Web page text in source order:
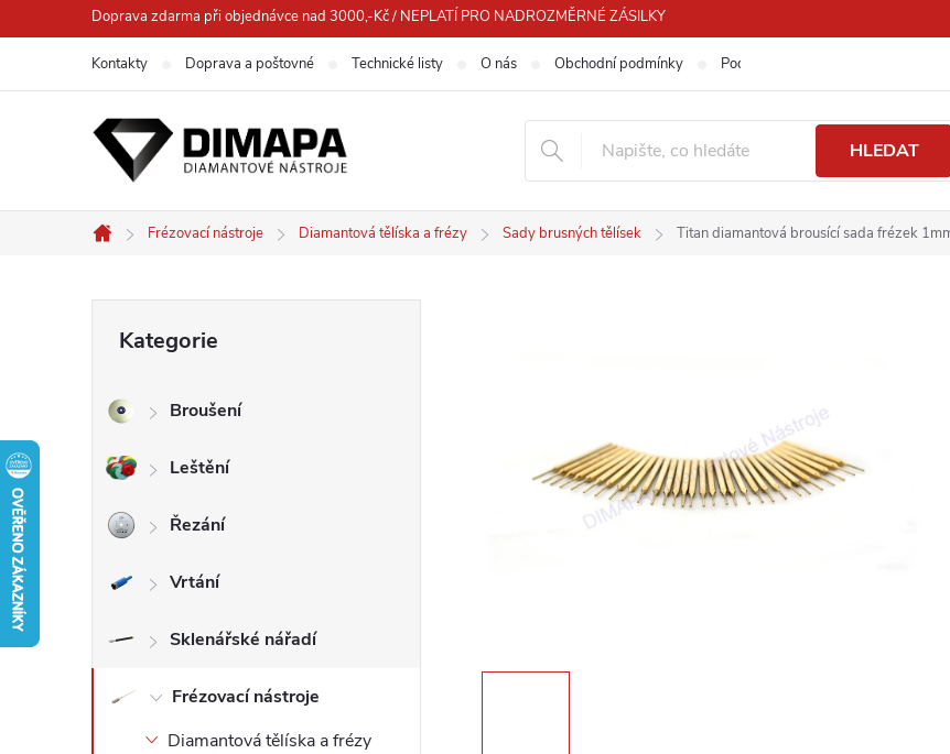
na
Doprava zdarma při objednávce nad 3000,-Kč / NEPLATÍ PRO NADROZMĚRNÉ ZÁSILKY
Kontakty Doprava a poštovné Technické listy O nás Obchodní podmínky Podmínky ochrany osobních údajů
HLEDAT
Domů
Frézovací nástroje Diamantová tělíska a frézy Sady brusných tělísek Titan diamantová brousící sada frézek
s
a
n
n
kategorie
Kategorie
Broušení
Leštění
Řezání
Vrtání
Sklenářské nářadí
Frézovací nástroje
Diamantová tělíska a frézy